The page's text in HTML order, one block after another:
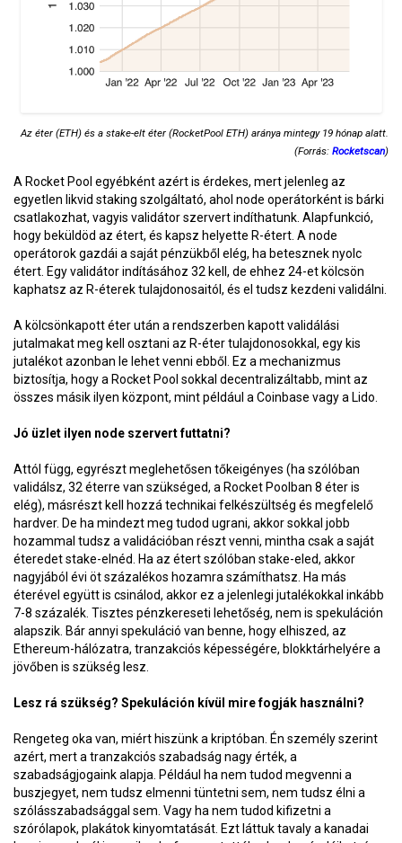
Az éter (ETH) és a stake-elt éter (RocketPool ETH) aránya mintegy 19 hónap alatt.
(Forrás: Rocketscan)
A Rocket Pool egyébként azért is érdekes, mert jelenleg az
egyetlen likvid staking szolgáltató, ahol node operátorként is bárki
csatlakozhat, vagyis validátor szervert indíthatunk. Alapfunkció,
hogy beküldöd az étert, és kapsz helyette R-étert. A node
operátorok gazdái a saját pénzükből elég, ha betesznek nyolc
étert. Egy validátor indításához 32 kell, de ehhez 24-et kölcsön
kaphatsz az R-éterek tulajdonosaitól, és el tudsz kezdeni validálni.
A kölcsönkapott éter után a rendszerben kapott validálási
jutalmakat meg kell osztani az R-éter tulajdonosokkal, egy kis
jutalékot azonban le lehet venni ebből. Ez a mechanizmus
biztosítja, hogy a Rocket Pool sokkal decentralizáltabb, mint az
összes másik ilyen központ, mint például a Coinbase vagy a Lido.
Jó üzlet ilyen node szervert futtatni?
Attól függ, egyrészt meglehetősen tőkeigényes (ha szólóban
validálsz, 32 éterre van szükséged, a Rocket Poolban 8 éter is
elég), másrészt kell hozzá technikai felkészültség és megfelelő
hardver. De ha mindezt meg tudod ugrani, akkor sokkal jobb
hozammal tudsz a validációban részt venni, mintha csak a saját
éteredet stake-elnéd. Ha az étert szólóban stake-eled, akkor
nagyjából évi öt százalékos hozamra számíthatsz. Ha más
éterével együtt is csinálod, akkor ez a jelenlegi jutalékokkal inkább
7-8 százalék. Tisztes pénzkereseti lehetőség, nem is spekuláción
alapszik. Bár annyi spekuláció van benne, hogy elhiszed, az
Ethereum-hálózatra, tranzakciós képességére, blokktárhelyére a
jövőben is szükség lesz.
Lesz rá szükség? Spekuláción kívül mire fogják használni?
Rengeteg oka van, miért hiszünk a kriptóban. Én személy szerint
azért, mert a tranzakciós szabadság nagy érték, a
szabadságjogaink alapja. Például ha nem tudod megvenni a
buszjegyet, nem tudsz elmenni tüntetni sem, nem tudsz élni a
szólásszabadsággal sem. Vagy ha nem tudod kifizetni a
szórólapok, plakátok kinyomtatását. Ezt láttuk tavaly a kanadai